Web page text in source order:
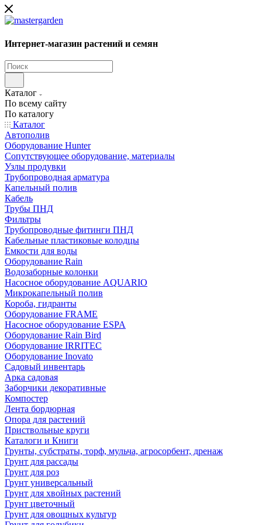
Интернет-магазин растений и семян
Каталог
По всему сайту
По каталогу
Каталог
Автополив
Оборудование Hunter
Сопутствующее оборудование, материалы
Узлы продувки
Трубопроводная арматура
Капельный полив
Кабель
Трубы ПНД
Фильтры
Трубопроводные фитинги ПНД
Кабельные пластиковые колодцы
Емкости для воды
Оборудование Rain
Водозаборные колонки
Насосное оборудование AQUARIO
Микрокапельный полив
Короба, гидранты
Оборудование FRAME
Насосное оборудование ESPA
Оборудование Rain Bird
Оборудование IRRITEC
Оборудование Inovato
Садовый инвентарь
Арка садовая
Заборчики декоративные
Компостер
Лента бордюрная
Опора для растений
Приствольные круги
Каталоги и Книги
Грунты, субстраты, торф, мульча, агросорбент, дренаж
Грунт для рассады
Грунт для роз
Грунт универсальный
Грунт для хвойных растений
Грунт цветочный
Грунт для овощных культур